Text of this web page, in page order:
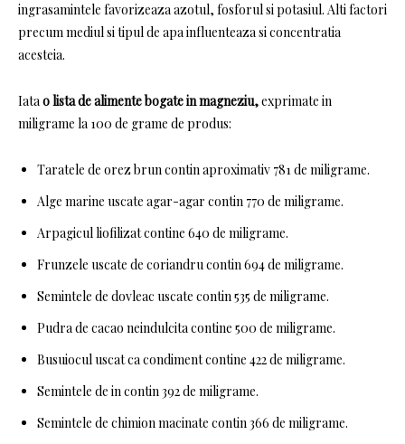
ingrasamintele favorizeaza azotul, fosforul si potasiul. Alti factori
precum mediul si tipul de apa influenteaza si concentratia
acesteia.
Iatao lista de alimente bogate in magneziu,exprimate in
miligrame la 100 de grame de produs:
Taratele de orez brun contin aproximativ 781 de miligrame.
Alge marine uscate agar-agar contin 770 de miligrame.
Arpagicul liofilizat contine 640 de miligrame.
Frunzele uscate de coriandru contin 694 de miligrame.
Semintele de dovleac uscate contin 535 de miligrame.
Pudra de cacao neindulcita contine 500 de miligrame.
Busuiocul uscat ca condiment contine 422 de miligrame.
Semintele de in contin 392 de miligrame.
Semintele de chimion macinate contin 366 de miligrame.